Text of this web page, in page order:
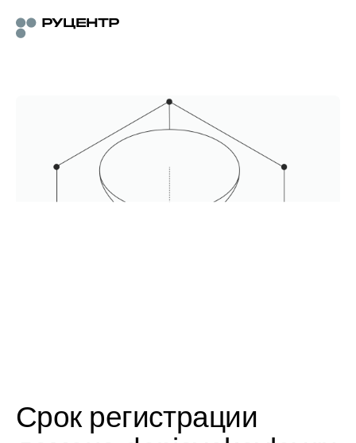
Срок регистрации